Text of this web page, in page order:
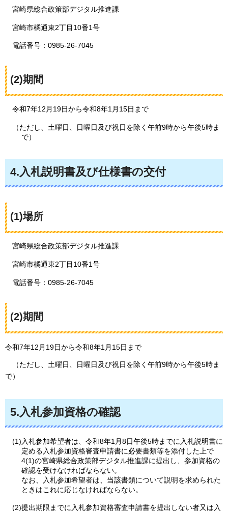
宮崎県総合政策部デジタル推進課
宮崎市橘通東2丁目10番1号
電話番号：0985-26-7045
(2)期間
令和7年12月19日から令和8年1月15日まで
（ただし、土曜日、日曜日及び祝日を除く午前9時から午後5時ま
で）
4.入札説明書及び仕様書の交付
(1)場所
宮崎県総合政策部デジタル推進課
宮崎市橘通東2丁目10番1号
電話番号：0985-26-7045
(2)期間
令和7年12月19日から令和8年1月15日まで
（ただし、土曜日、日曜日及び祝日を除く午前9時から午後5時ま
で）
5.入札参加資格の確認
(1)入札参加希望者は、令和8年1月8日午後5時までに入札説明書に
定める入札参加資格審査申請書に必要書類等を添付した上で
4(1)の宮崎県総合政策部デジタル推進課に提出し、参加資格の
確認を受けなければならない。
なお、入札参加希望者は、当該書類について説明を求められた
ときはこれに応じなければならない。
(2)提出期限までに入札参加資格審査申請書を提出しない者又は入